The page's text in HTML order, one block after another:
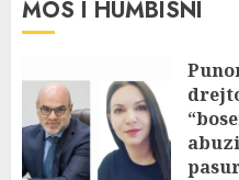
MOS I HUMBISNI